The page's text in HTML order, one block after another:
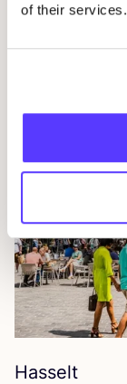
of their services.
Bel­gi­en
Hasselt